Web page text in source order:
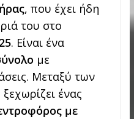
, που έχει ήδη
του στο
. Είναι ένα
με
Μεταξύ των
ένας
με